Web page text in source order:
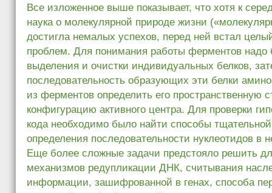
Все изложенное выше показывает, что хотя к
наука о молекулярной природе жизни
достигла немалых успехов, перед ней встал
проблем. Для понимания работы ферментов надо
выделения и очистки индивидуальных белков,
последовательность образующих эти белки
из ферментов определить его пространственную
конфигурацию активного центра. Для проверки
кода необходимо было найти способы
определения последовательности нуклеотидов в
Еще более сложные задачи предстояло решить
механизмов редупликации ДНК, считывания
информации, зашифрованной в генах, способа